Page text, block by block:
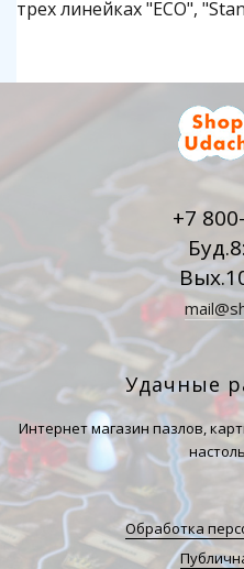
трех линейках "ECO",
+7
Удачные
Интернет магазин пазлов,
Обработка